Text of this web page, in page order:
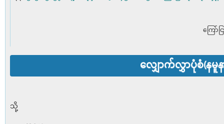
ကြော်
လျှောက်လွှာပုံစံ(နမူန
သို့